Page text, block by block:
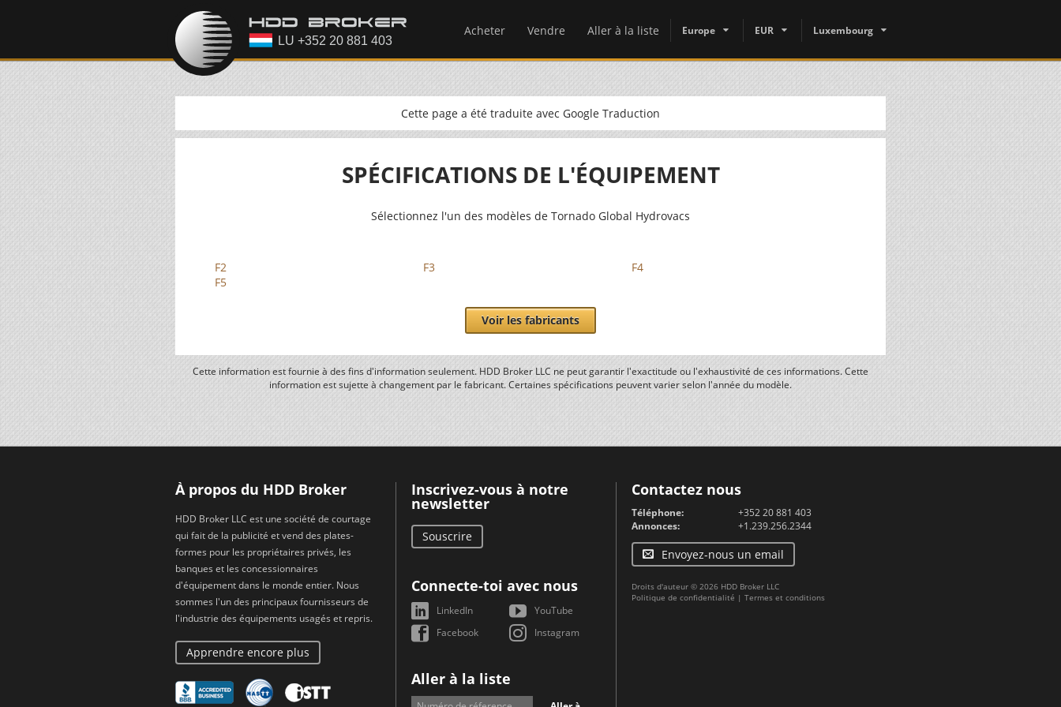
Acheter Vendre Aller à la liste Europe EUR Luxembourg
Cette page a été traduite avec Google Traduction
SPÉCIFICATIONS DE L'ÉQUIPEMENT
Sélectionnez l'un des modèles de Tornado Global Hydrovacs
F2 F3
F4
F5
Voir les fabricants
Cette information est fournie à des fins d'information seulement. HDD Broker LLC ne peut garantir l'exactitude ou l'exhaustivité de ces informations. Cette
information est sujette à changement par le fabricant. Certaines spécifications peuvent varier selon l'année du modèle.
À propos du HDD Broker
HDD Broker LLC est une société de courtage
qui fait de la publicité et vend des plates-
formes pour les propriétaires privés, les
banques et les concessionnaires
d'équipement dans le monde entier. Nous
sommes l'un des principaux fournisseurs de
l'industrie des équipements usagés et repris.
Apprendre encore plus
Inscrivez-vous à notre
newsletter
Souscrire
Connecte-toi avec nous
LinkedIn
YouTube
Facebook
Instagram
Aller à la liste
Contactez nous
Téléphone:
+352 20 881 403
Annonces:
+1.239.256.2344
Envoyez-nous un email
Droits d'auteur © 2026 HDD Broker LLC
Politique de confidentialité | Termes et conditions